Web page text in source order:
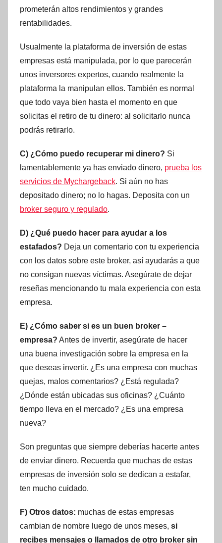
prometerán altos rendimientos y grandes
rentabilidades.
Usualmente la plataforma de inversión de estas
empresas está manipulada, por lo que parecerán
unos inversores expertos, cuando realmente la
plataforma la manipulan ellos. También es normal
que todo vaya bien hasta el momento en que
solicitas el retiro de tu dinero: al solicitarlo nunca
podrás retirarlo.
C) ¿Cómo puedo recuperar mi dinero? Si
lamentablemente ya has enviado dinero, prueba los
servicios de Mychargeback. Si aún no has
depositado dinero; no lo hagas. Deposita con un
broker seguro y regulado.
D) ¿Qué puedo hacer para ayudar a los
estafados? Deja un comentario con tu experiencia
con los datos sobre este broker, así ayudarás a que
no consigan nuevas víctimas. Asegúrate de dejar
reseñas mencionando tu mala experiencia con esta
empresa.
E) ¿Cómo saber si es un buen broker –
empresa? Antes de invertir, asegúrate de hacer
una buena investigación sobre la empresa en la
que deseas invertir. ¿Es una empresa con muchas
quejas, malos comentarios? ¿Está regulada?
¿Dónde están ubicadas sus oficinas? ¿Cuánto
tiempo lleva en el mercado? ¿Es una empresa
nueva?
Son preguntas que siempre deberías hacerte antes
de enviar dinero. Recuerda que muchas de estas
empresas de inversión solo se dedican a estafar,
ten mucho cuidado.
F) Otros datos: muchas de estas empresas
cambian de nombre luego de unos meses, si
recibes mensajes o llamados de otro broker sin